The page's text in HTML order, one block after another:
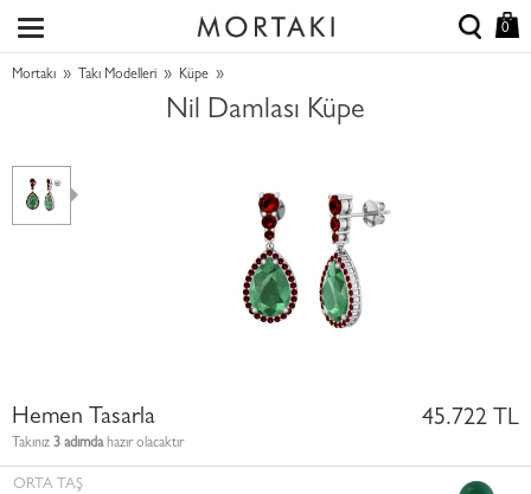
0
Mortakı » Takı Modelleri » Küpe »
Nil Damlası Küpe
Hemen Tasarla
Takınız 3 adımdahazır olacaktır
45.722 TL
ORTA TAŞ